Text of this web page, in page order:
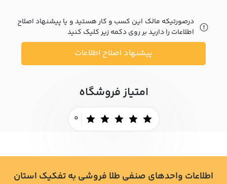
درصورتیکه مالک این کسب و کار هستید و یا پیشنهاد اصلاح
اطلاعات را دارید بر روی دکمه زیر کلیک کنید
پیشنهاد اصلاح اطلاعات
امتیاز فروشگاه
0
اطلاعات واحدهای صنفی طلا فروشی به تفکیک استان